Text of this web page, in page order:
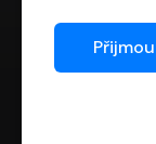
Proto od
zpracováním
Děkujeme,